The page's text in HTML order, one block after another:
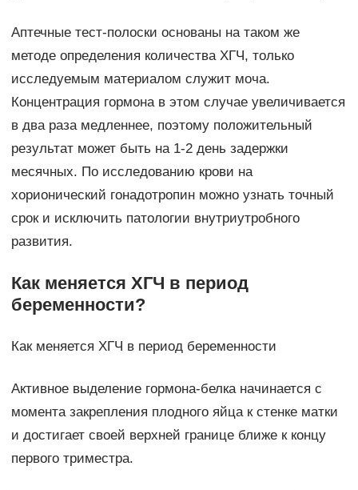
Аптечные тест-полоски основаны на таком же
методе определения количества ХГЧ, только
исследуемым материалом служит моча.
Концентрация гормона в этом случае увеличивается
в два раза медленнее, поэтому положительный
результат может быть на 1-2 день задержки
месячных. По исследованию крови на
хорионический гонадотропин можно узнать точный
срок и исключить патологии внутриутробного
развития.
Как меняется ХГЧ в период
беременности?
Как меняется ХГЧ в период беременности
Активное выделение гормона-белка начинается с
момента закрепления плодного яйца к стенке матки
и достигает своей верхней границе ближе к концу
первого триместра.